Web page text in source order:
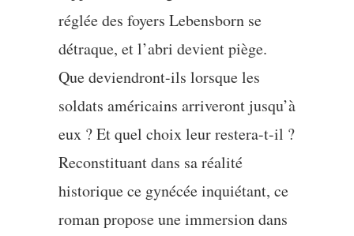
réglée des foyers Lebensborn se
détraque, et l’abri devient piège.
Que deviendront-ils lorsque les
soldats américains arriveront jusqu’à
eux ? Et quel choix leur restera-t-il ?
Reconstituant dans sa réalité
historique ce gynécée inquiétant, ce
roman propose une immersion dans